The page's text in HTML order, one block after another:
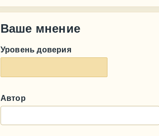
Ваше мнение
Уровень доверия
Автор